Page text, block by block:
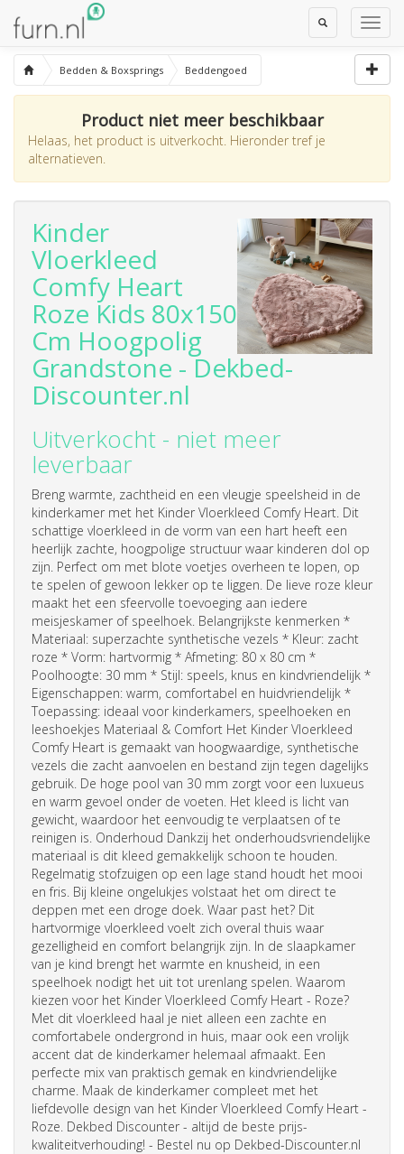
Toggle
Search
Bedden & Boxsprings Beddengoed
Product niet meer beschikbaar
Helaas, het product is uitverkocht. Hieronder tref je
alternatieven.
Kinder
Vloerkleed
Comfy Heart
Roze Kids 80x150
Cm Hoogpolig
Grandstone - Dekbed-
Discounter.nl
Uitverkocht - niet meer
leverbaar
Breng warmte, zachtheid en een vleugje speelsheid in de
kinderkamer met het Kinder Vloerkleed Comfy Heart. Dit
schattige vloerkleed in de vorm van een hart heeft een
heerlijk zachte, hoogpolige structuur waar kinderen dol op
zijn. Perfect om met blote voetjes overheen te lopen, op
te spelen of gewoon lekker op te liggen. De lieve roze kleur
maakt het een sfeervolle toevoeging aan iedere
meisjeskamer of speelhoek. Belangrijkste kenmerken *
Materiaal: superzachte synthetische vezels * Kleur: zacht
roze * Vorm: hartvormig * Afmeting: 80 x 80 cm *
Poolhoogte: 30 mm * Stijl: speels, knus en kindvriendelijk *
Eigenschappen: warm, comfortabel en huidvriendelijk *
Toepassing: ideaal voor kinderkamers, speelhoeken en
leeshoekjes Materiaal & Comfort Het Kinder Vloerkleed
Comfy Heart is gemaakt van hoogwaardige, synthetische
vezels die zacht aanvoelen en bestand zijn tegen dagelijks
gebruik. De hoge pool van 30 mm zorgt voor een luxueus
en warm gevoel onder de voeten. Het kleed is licht van
gewicht, waardoor het eenvoudig te verplaatsen of te
reinigen is. Onderhoud Dankzij het onderhoudsvriendelijke
materiaal is dit kleed gemakkelijk schoon te houden.
Regelmatig stofzuigen op een lage stand houdt het mooi
en fris. Bij kleine ongelukjes volstaat het om direct te
deppen met een droge doek. Waar past het? Dit
hartvormige vloerkleed voelt zich overal thuis waar
gezelligheid en comfort belangrijk zijn. In de slaapkamer
van je kind brengt het warmte en knusheid, in een
speelhoek nodigt het uit tot urenlang spelen. Waarom
kiezen voor het Kinder Vloerkleed Comfy Heart - Roze?
Met dit vloerkleed haal je niet alleen een zachte en
comfortabele ondergrond in huis, maar ook een vrolijk
accent dat de kinderkamer helemaal afmaakt. Een
perfecte mix van praktisch gemak en kindvriendelijke
charme. Maak de kinderkamer compleet met het
liefdevolle design van het Kinder Vloerkleed Comfy Heart -
Roze. Dekbed Discounter - altijd de beste prijs-
kwaliteitverhouding! - Bestel nu op Dekbed-Discounter.nl